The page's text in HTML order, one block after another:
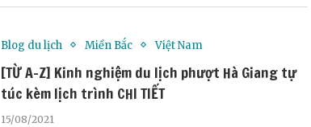
Blog du lịch Miền Bắc Việt Nam
[TỪ A-Z] Kinh nghiệm du lịch phượt Hà Giang tự
túc kèm lịch trình CHI TIẾT
15/08/2021